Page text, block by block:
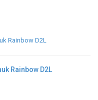
Rainbow D2L